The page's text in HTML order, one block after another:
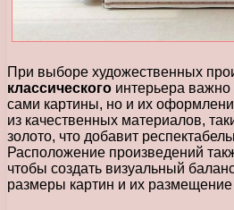
При выборе художественных
классического интерьера важно
сами картины, но и их
из качественных материалов,
золото, что добавит
Расположение произведений
чтобы создать визуальный
размеры картин и их размещение